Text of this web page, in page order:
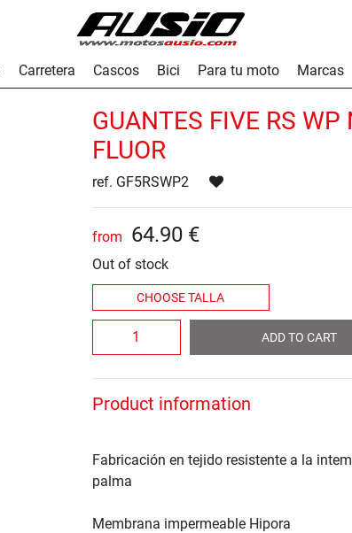
Carretera Cascos Bici Para tu moto Marcas
GUANTES FIVE RS
FLUOR
ref. GF5RSWP2
from 64.90 €
Out of stock
ADD TO CART
Product information
Fabricación en tejido resistente a la
palma
Membrana impermeable Hipora